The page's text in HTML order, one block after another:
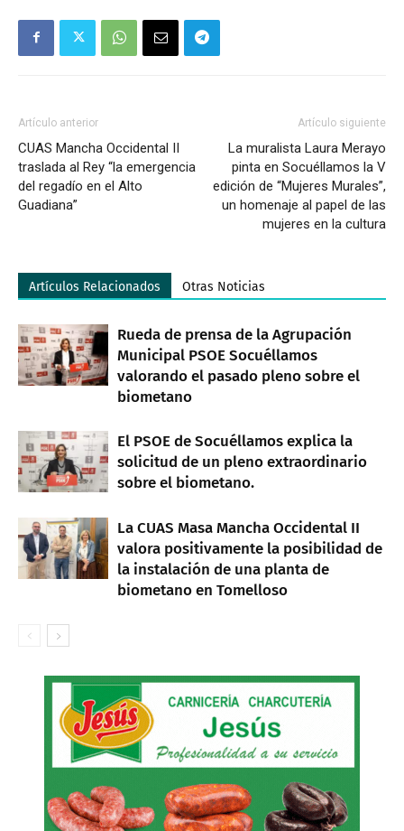
Artículo anterior
CUAS Mancha Occidental II
traslada al Rey “la emergencia
del regadío en el Alto
Guadiana”
Artículo siguiente
La muralista Laura Merayo
pinta en Socuéllamos la V
edición de “Mujeres Murales”,
un homenaje al papel de las
mujeres en la cultura
Artículos Relacionados Otras Noticias
Rueda de prensa de la Agrupación
Municipal PSOE Socuéllamos
valorando el pasado pleno sobre el
biometano
El PSOE de Socuéllamos explica la
solicitud de un pleno extraordinario
sobre el biometano.
La CUAS Masa Mancha Occidental II
valora positivamente la posibilidad de
la instalación de una planta de
biometano en Tomelloso